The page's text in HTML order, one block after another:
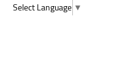
Select Language ▼